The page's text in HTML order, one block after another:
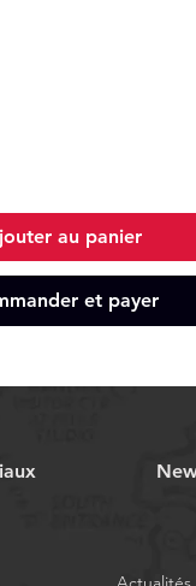
au panier
et payer